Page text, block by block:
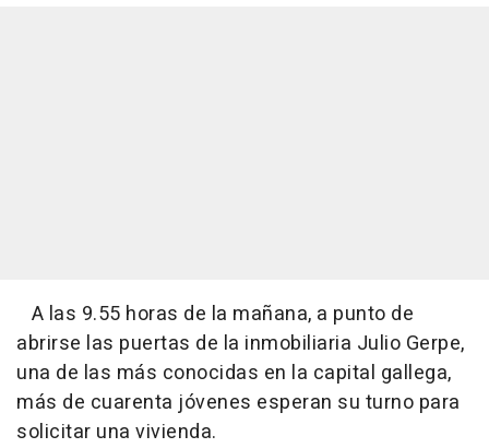
A las 9.55 horas de la mañana, a punto de
abrirse las puertas de la inmobiliaria Julio Gerpe,
una de las más conocidas en la capital gallega,
más de cuarenta jóvenes esperan su turno para
solicitar una vivienda.